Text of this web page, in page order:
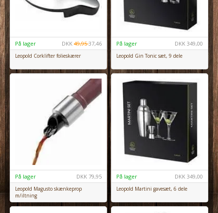
DKK 49,9537,46
På lager
Leopold Corklifter folieskærer
DKK 349,00
På lager
Leopold Gin Tonic sæt, 9 dele
DKK 79,95
På lager
Leopold Magusto skænkeprop
m/iltning
DKK 349,00
På lager
Leopold Martini gavesæt, 6 dele